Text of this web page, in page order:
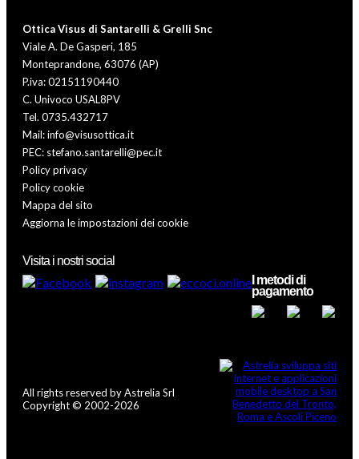
Ottica Visus di Santarelli & Grelli Snc
Viale A. De Gasperi, 185
Monteprandone, 63076 (AP)
P.iva: 02151190440
C. Univoco USAL8PV
Tel. 0735.432717
Mail: info@visusottica.it
PEC: stefano.santarelli@pec.it
Policy privacy
Policy cookie
Mappa del sito
Aggiorna le impostazioni dei cookie
Visita i nostri social
I metodi di
pagamento
All rights reserved by Astrelia Srl
Copyright © 2002-2026